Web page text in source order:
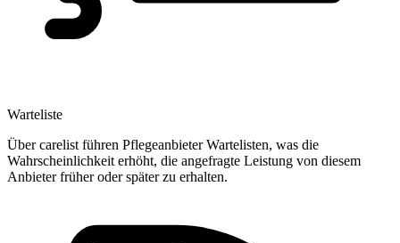
Warteliste
Über carelist führen Pflegeanbieter Wartelisten, was die
Wahrscheinlichkeit erhöht, die angefragte Leistung von diesem
Anbieter früher oder später zu erhalten.